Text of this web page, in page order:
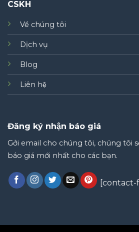
CSKH
Về chúng tôi
Dịch vụ
Blog
Liên hệ
Đăng ký nhận báo giá
Gởi email cho chúng tôi, chúng tôi
báo giá mới nhất cho các bạn.
[contact-